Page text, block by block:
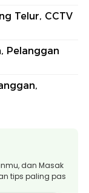
Telur, CCTV
Pelanggan
dan Masak
tips paling pas